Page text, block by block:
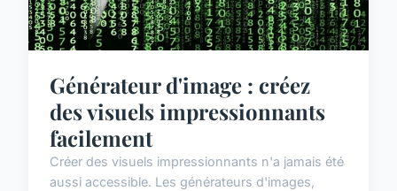
Générateur d'image : créez
des visuels impressionnants
facilement
Créer des visuels impressionnants n'a jamais été
aussi accessible. Les générateurs d'images,